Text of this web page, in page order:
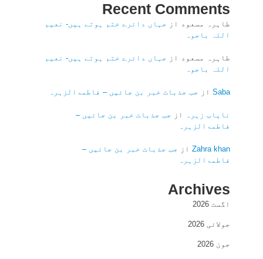
Recent Comments
طاہرہ مسعود از جہاں دائرے ختم ہوتے ہیں- نعیم
اللہ باجوہ
طاہرہ مسعود از جہاں دائرے ختم ہوتے ہیں- نعیم
اللہ باجوہ
Saba از جب جذبات خبر بن جائیں – فاطمۃالزہرہ
نایاب زہرہ از جب جذبات خبر بن جائیں –
فاطمۃالزہرہ
Zahra khan از جب جذبات خبر بن جائیں –
فاطمۃالزہرہ
Archives
اگست 2026
جولائی 2026
جون 2026